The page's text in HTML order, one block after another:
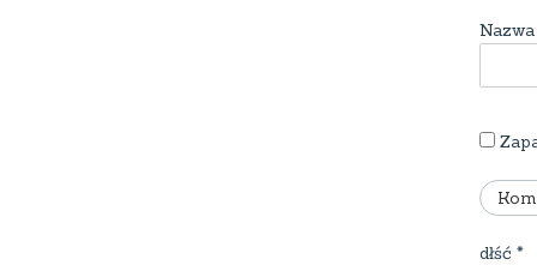
dłść *